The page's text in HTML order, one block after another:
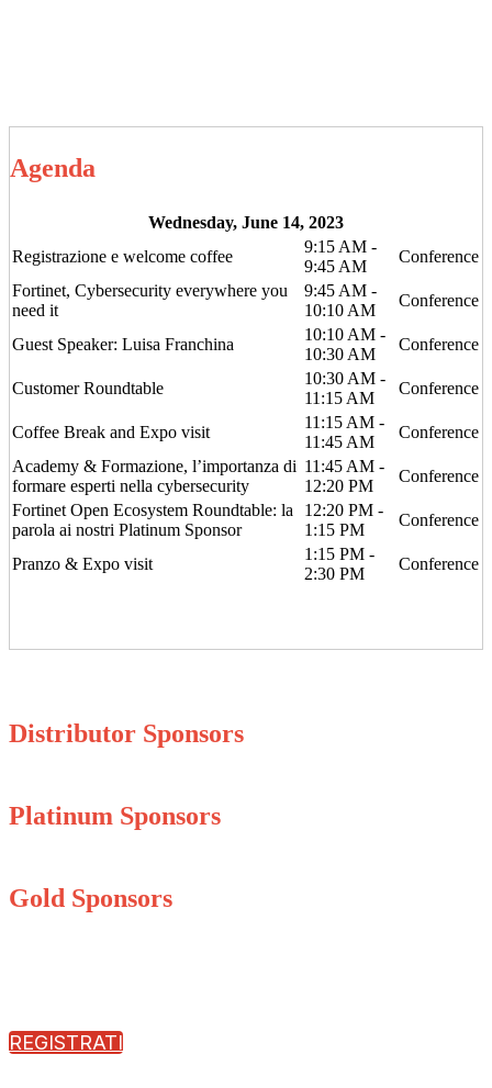
Agenda
Wednesday, June 14, 2023
Registrazione e welcome coffee
9:15 AM -
9:45 AM
Conference
Fortinet, Cybersecurity everywhere you
need it
9:45 AM -
10:10 AM
Conference
Guest Speaker: Luisa Franchina
10:10 AM -
10:30 AM
Conference
Customer Roundtable
10:30 AM -
11:15 AM
Conference
Coffee Break and Expo visit
11:15 AM -
11:45 AM
Conference
Academy & Formazione, l’importanza di
formare esperti nella cybersecurity
11:45 AM -
12:20 PM
Conference
Fortinet Open Ecosystem Roundtable: la
parola ai nostri Platinum Sponsor
12:20 PM -
1:15 PM
Conference
Pranzo & Expo visit
1:15 PM -
2:30 PM
Conference
Distributor Sponsors
Platinum Sponsors
Gold Sponsors
REGISTRATI